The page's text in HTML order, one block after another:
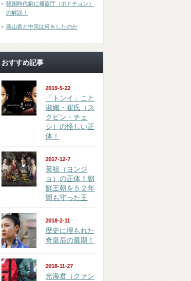
韓国時代劇に捕盗庁（ポドチョン）
の解説！
燕山君と中宗は何をしたのか
おすすめ記事
2019-5-22
「トンイ」こと
淑嬪・崔氏（ス
クピン・チェ
シ）の怪しい正
体！
2017-12-7
英祖（ヨンジ
ョ）の正体！朝
鮮王朝を５２年
間も守った王
2018-2-11
歴史に埋もれた
奇皇后の最期！
2018-11-27
光海君（クァン